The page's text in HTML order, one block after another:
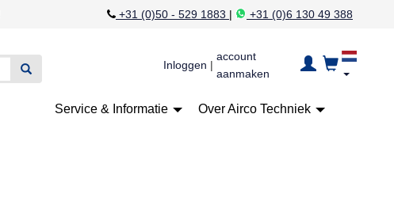
+31 (0)50 - 529 1883 | +31 (0)6 130 49 388
Inloggen |
account
aanmaken
Service & Informatie Over Airco Techniek